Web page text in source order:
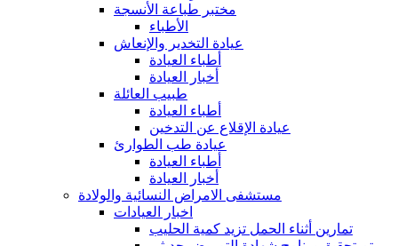
مختبر طباعة الأنسجة
الأطباء
عيادة التخدير والإنعاش
أطباء العيادة
أخبار العيادة
طبيب العائلة
أطباء العيادة
عيادة الإقلاع عن التدخين
عيادة طب الطوارئ
أطباء العيادة
أخبار العيادة
مستشفى الامراض النسائية والولادة
اخبار العيادات
تمارين أثناء الحمل تزيد كمية الحليب